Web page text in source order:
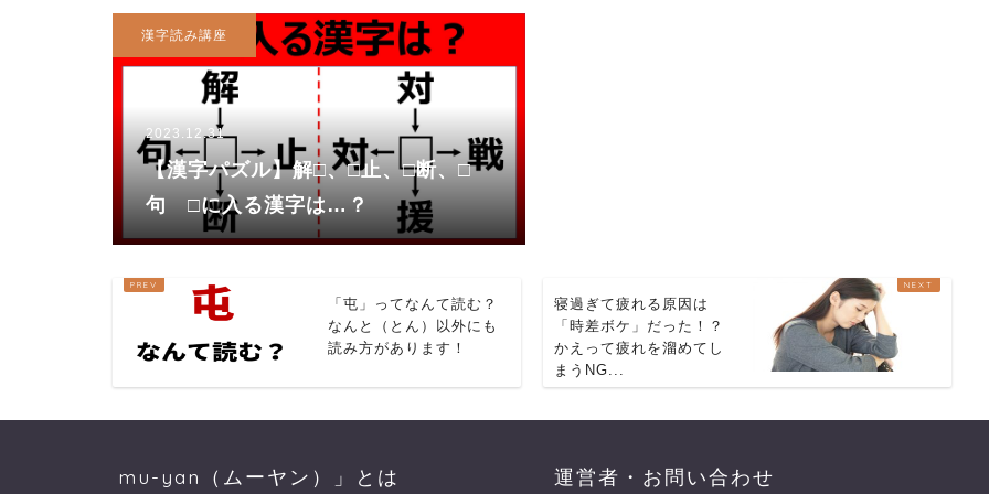
漢字読み講座
2023.12.31
【漢字パズル】解□、□止、□断、□
句 □に入る漢字は…？
「屯」ってなんて読む？
なんと（とん）以外にも
読み方があります！
寝過ぎて疲れる原因は
「時差ボケ」だった！？
かえって疲れを溜めてし
まうNG...
mu-yan（ムーヤン）」とは 運営者・お問い合わせ